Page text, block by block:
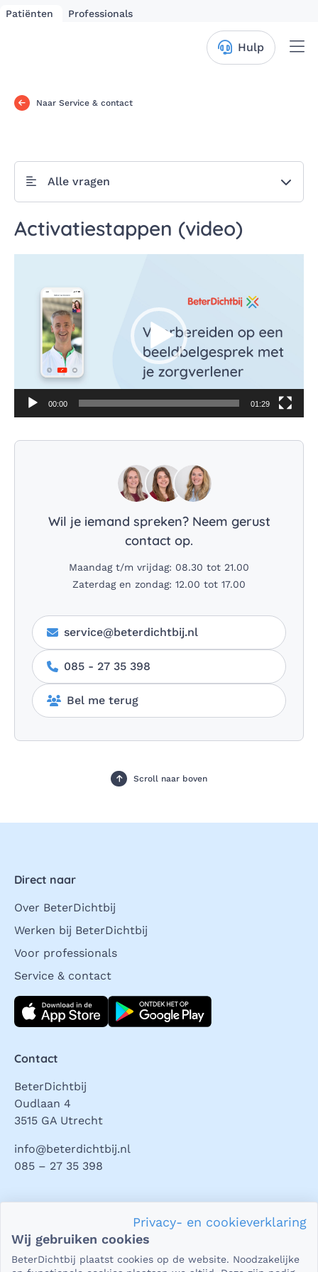
Patiënten Professionals
Hulp
Naar Service & contact
Alle vragen
Activatiestappen (video)
00:00 01:29
Wil je iemand spreken? Neem gerust
contact op.
Maandag t/m vrijdag: 08.30 tot 21.00
Zaterdag en zondag: 12.00 tot 17.00
service@beterdichtbij.nl
085 - 27 35 398
Bel me terug
Scroll naar boven
Direct naar
Over BeterDichtbij
Werken bij BeterDichtbij
Voor professionals
Service & contact
Download direct
Contact
BeterDichtbij
Oudlaan 4
3515 GA Utrecht
info@beterdichtbij.nl
085 – 27 35 398
Privacy en veiligheid
Als het gaat om je gezondheid, dan is het natuurlijk heel
kunt stellen. En dat je er zeker van bent dat wat je deelt,
Privacy- en cookieverklaring
Wij gebruiken cookies
BeterDichtbij plaatst cookies op de website. Noodzakelijke